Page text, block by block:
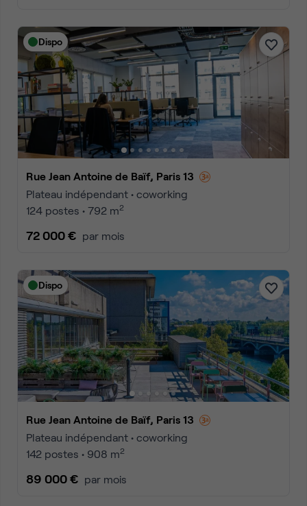
Dispo
Rue Jean Antoine de Baïf, Paris 13
Plateau indépendant • coworking
124 postes • 792 m2
72 000 € par mois
Dispo
Rue Jean Antoine de Baïf, Paris 13
Plateau indépendant • coworking
142 postes • 908 m2
89 000 € par mois